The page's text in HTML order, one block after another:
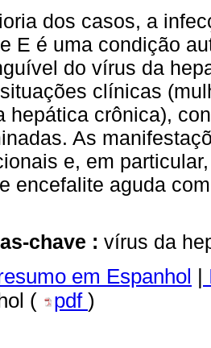
dos casos, a
E é uma condição
do vírus da
clínicas
hepática crônica),
As
e, em
encefalite aguda
chave : vírus da
em Espanhol |
(
pdf )